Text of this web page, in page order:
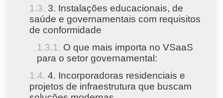
3. Instalações educacionais, de
saúde e governamentais com requisitos
de conformidade
O que mais importa no VSaaS
para o setor governamental:
4. Incorporadoras residenciais e
projetos de infraestrutura que buscam